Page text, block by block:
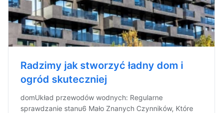
Radzimy jak stworzyć ładny dom i
ogród skuteczniej
domUkład przewodów wodnych: Regularne
sprawdzanie stanu6 Mało Znanych Czynników, Które